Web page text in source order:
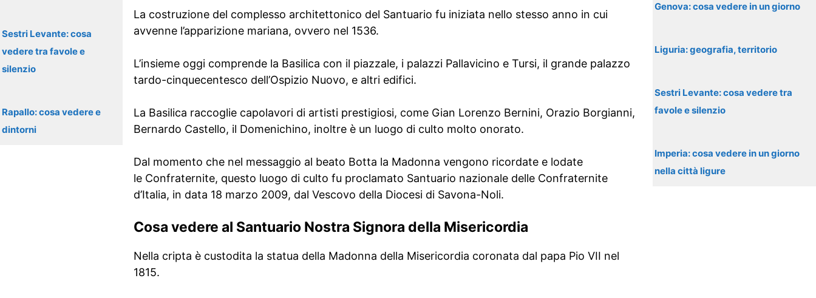
La costruzione del complesso architettonico del Santuario fu iniziata nello stesso anno in cui
avvenne l’apparizione mariana, ovvero nel 1536.
L’insieme oggi comprende la Basilica con il piazzale, i palazzi Pallavicino e Tursi, il grande palazzo
tardo-cinquecentesco dell’Ospizio Nuovo, e altri edifici.
La Basilica raccoglie capolavori di artisti prestigiosi, come Gian Lorenzo Bernini, Orazio Borgianni,
Bernardo Castello, il Domenichino, inoltre è un luogo di culto molto onorato.
Dal momento che nel messaggio al beato Botta la Madonna vengono ricordate e lodate
le Confraternite, questo luogo di culto fu proclamato Santuario nazionale delle Confraternite
d’Italia, in data 18 marzo 2009, dal Vescovo della Diocesi di Savona-Noli.
Cosa vedere al Santuario Nostra Signora della Misericordia
Nella cripta è custodita la statua della Madonna della Misericordia coronata dal papa Pio VII nel
1815.
Sestri Levante: cosa
vedere tra favole e
silenzio
Rapallo: cosa vedere e
dintorni
Genova: cosa vedere in un giorno
Liguria: geografia, territorio
Sestri Levante: cosa vedere tra
favole e silenzio
Imperia: cosa vedere in un giorno
nella città ligure